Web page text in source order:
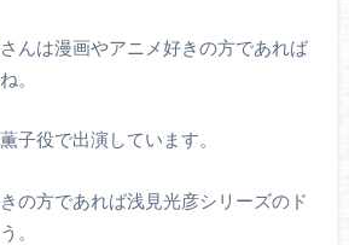
んは漫画やアニメ好きの方であれば
。
子役で出演しています。
の方であれば浅見光彦シリーズのド
。